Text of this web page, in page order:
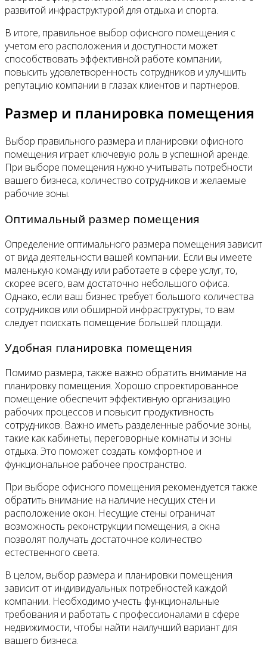
развитой инфраструктурой для отдыха и спорта.
В итоге, правильное выбор офисного помещения с
учетом его расположения и доступности может
способствовать эффективной работе компании,
повысить удовлетворенность сотрудников и улучшить
репутацию компании в глазах клиентов и партнеров.
Размер и планировка помещения
Выбор правильного размера и планировки офисного
помещения играет ключевую роль в успешной аренде.
При выборе помещения нужно учитывать потребности
вашего бизнеса, количество сотрудников и желаемые
рабочие зоны.
Оптимальный размер помещения
Определение оптимального размера помещения зависит
от вида деятельности вашей компании. Если вы имеете
маленькую команду или работаете в сфере услуг, то,
скорее всего, вам достаточно небольшого офиса.
Однако, если ваш бизнес требует большого количества
сотрудников или обширной инфраструктуры, то вам
следует поискать помещение большей площади.
Удобная планировка помещения
Помимо размера, также важно обратить внимание на
планировку помещения. Хорошо спроектированное
помещение обеспечит эффективную организацию
рабочих процессов и повысит продуктивность
сотрудников. Важно иметь разделенные рабочие зоны,
такие как кабинеты, переговорные комнаты и зоны
отдыха. Это поможет создать комфортное и
функциональное рабочее пространство.
При выборе офисного помещения рекомендуется также
обратить внимание на наличие несущих стен и
расположение окон. Несущие стены ограничат
возможность реконструкции помещения, а окна
позволят получать достаточное количество
естественного света.
В целом, выбор размера и планировки помещения
зависит от индивидуальных потребностей каждой
компании. Необходимо учесть функциональные
требования и работать с профессионалами в сфере
недвижимости, чтобы найти наилучший вариант для
вашего бизнеса.